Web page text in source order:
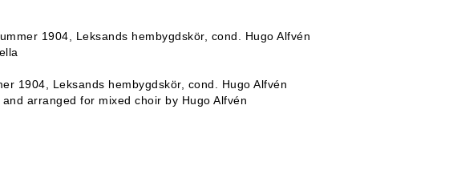
1904, Leksands hembygdskör, cond. Hugo Alfvén
1904, Leksands hembygdskör, cond. Hugo Alfvén
arranged for mixed choir by Hugo Alfvén